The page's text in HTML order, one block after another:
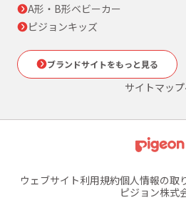
A形・B形ベビーカー
ピジョンキッズ
ブランドサイトをもっと見る
サイトマッ
ウェブサイト利用規約個人情報の取
ピジョン株式